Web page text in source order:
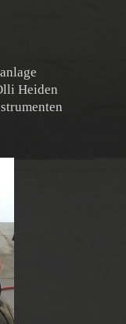
Heiden